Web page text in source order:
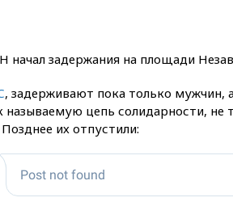
начал задержания на площади
, задерживают пока только мужчин,
называемую цепь солидарности,
их отпустили: